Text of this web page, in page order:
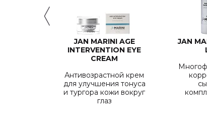
JAN MARINI AGE
INTERVENTION EYE
CREAM
Антивозрастной крем
для улучшения тонуса
и тургора кожи вокруг
глаз
JAN